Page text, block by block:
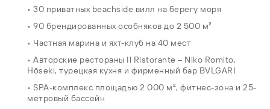
• 30 приватных beachside вилл на берегу моря
• 90 брендированных особняков до 2 500 м²
• Частная марина и яхт-клуб на 40 мест
• Авторские рестораны Il Ristorante – Niko Romito,
Hōseki, турецкая кухня и фирменный бар BVLGARI
• SPA-комплекс площадью 2 000 м², фитнес-зона и 25-
метровый бассейн